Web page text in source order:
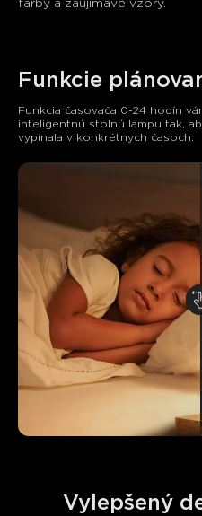
farby a zaujímavé vzory.
Funkcie
Funkcia časovača 0-24 hodín
inteligentnú stolnú lampu tak,
vypínala v konkrétnych časoch.
Vylepšený